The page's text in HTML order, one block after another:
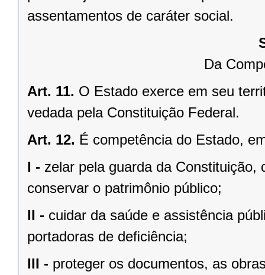
assentamentos de caráter social.
Da
Art. 11. O Estado exerce em seu
vedada pela Constituição Federal.
Art. 12. É competência do Estado,
I - zelar pela guarda da
conservar o patrimônio público;
II - cuidar da saúde e assistência
portadoras de deﬁciência;
III - proteger os documentos, as